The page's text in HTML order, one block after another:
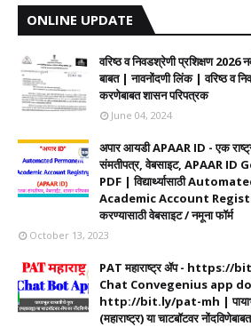
ONLINE UPDATE
वरिष्ठ व निवडश्रेणी प्रशिक्षण 2026
बाबत | नावनोंदणी लिंक | वरिष्ठ व
करणेबाबत शासन परिपत्रक
June 04, 2024
अपार आयडी APAAR ID - एक
संमतीपत्र, वेबसाइट, APAAR
PDF | विद्यार्थ्यासाठी
Academic Account
करण्यासाठी वेबसाइट / नमूना फॉर्म
October 13, 2023
PAT महाराष्ट्र ॲप -
Chat Convegenius app
http://bit.ly/pat-mh |
(महाराष्ट्र) या चाटबॉटवर